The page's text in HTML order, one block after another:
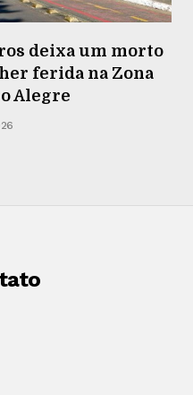
deixa um morto
ferida na Zona
Alegre